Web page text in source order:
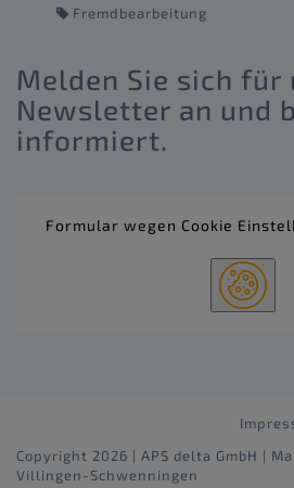
Fremdbearbeitung
Melden Sie sich für
Newsletter an und
informiert.
Formular wegen Cookie
Copyright 2026 | APS delta GmbH |
Villingen-Schwenningen